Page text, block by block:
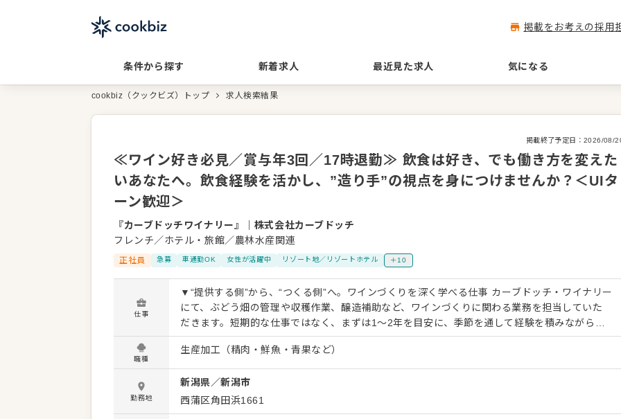
掲載をお考えの採用
条件から探す 新着求人 最近見た求人 気になる
cookbiz（クックビズ）トップ 求人検索結果
掲載終了予定日： 2026/08/
≪ワイン好き必見／賞与年3回／17時退勤≫ 飲食は好き、でも働き方を変えた
いあなたへ。飲食経験を活かし、”造り手”の視点を身につけませんか？＜UIタ
ーン歓迎＞
『カーブドッチワイナリー』
株式会社カーブドッチ
フレンチ／ホテル・旅館／農林水産関連
正社員 急募 車通勤OK 女性が活躍中 リゾート地／リゾートホテル ＋10
仕事
▼“提供する側”から、“つくる側”へ。ワインづくりを深く学べる仕事 カーブドッチ・ワイナリー
にて、ぶどう畑の管理や収穫作業、醸造補助など、ワインづくりに関わる業務を担当していた
だきます。短期的な仕事ではなく、まずは1〜2年を目安に、季節を通して経験を積みながら、
春の芽吹き、夏の畑管理、秋の収穫、冬の仕込みと、一本のワインが生まれる背景を身体で学
んでいく仕事です。 ワインは、畑、気候、人の手、そのすべてが重なって生まれるもの。料理
人やソムリエ、サービススタッフとしてお客様と向き合ってきた方にとって、つくる側の経験
は大きな財産になります。「ワインを深く知りたい」「畑や醸造まで理解を深めたい」そんな
想いをお持ちの方にぴったりの環境です。 ▼畑・醸造・販売・案内まで、幅広く関われます 主
な業務は、ぶどう畑の管理作業、収穫作業、醸造補助、ワインの出荷業務や販売補助、お客様
職種
生産加工（精肉・鮮魚・青果など）
勤務地
新潟県／新潟市
西蒲区角田浜1661